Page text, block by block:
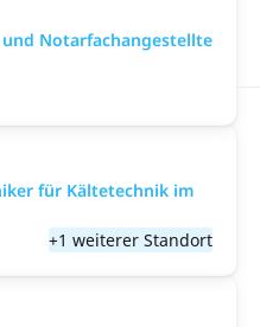
Notarfachangestellte
für Kältetechnik im
+1 weiterer Standort